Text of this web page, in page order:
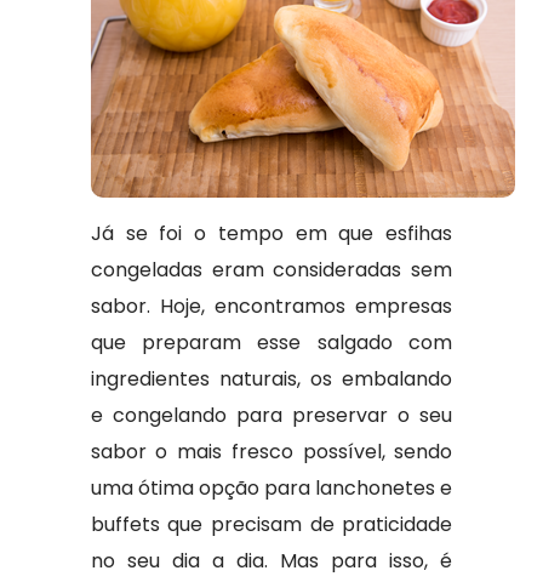
Já se foi o tempo em que esfihas
congeladas eram consideradas sem
sabor. Hoje, encontramos empresas
que preparam esse salgado com
ingredientes naturais, os embalando
e congelando para preservar o seu
sabor o mais fresco possível, sendo
uma ótima opção para lanchonetes e
buffets que precisam de praticidade
no seu dia a dia. Mas para isso, é